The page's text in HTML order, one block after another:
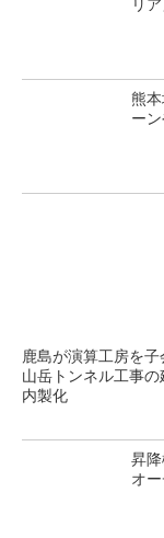
リ
熊
ー
鹿島が演算工房を
山岳トンネル工事の
内製化
昇
オ